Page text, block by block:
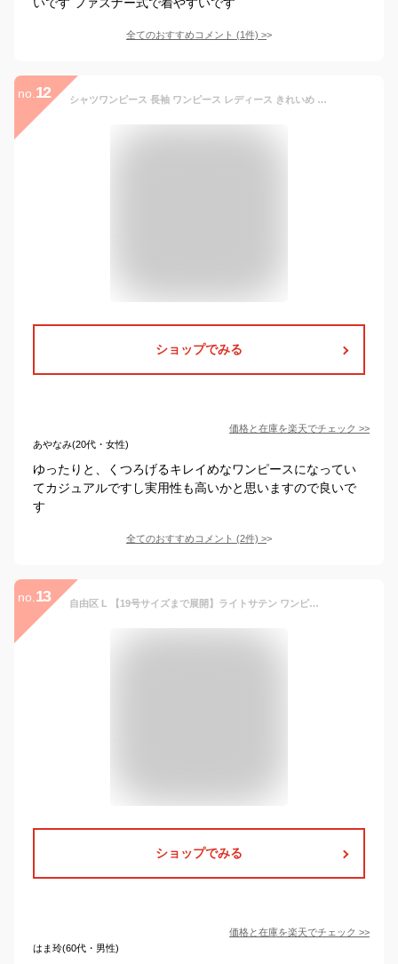
全てのおすすめコメント (1件) >
no. 12 シャツワンピース 長袖 ワンピース レディース きれいめ ロングワンピース 切り替え プリーツ ワンピース ロング マキシ丈 膝下 長袖ワンピース おしゃれ ワンピ ドッキング 通勤 カジュアル ゆったり フォーマル
ショップでみる
価格と在庫を楽天でチェック >>
あやなみ(20代・女性)
ゆったりと、くつろげるキレイめなワンピースになってい
てカジュアルですし実用性も高いかと思いますので良いで
す
全てのおすすめコメント (2件) >
no. 13 自由区 L 【19号サイズまで展開】ライトサテン ワンピース ジユウク ワンピース・ドレス ワンピース ホワイト ベージュ ブラウン ブラック ネイビー【送料無料】
ショップでみる
価格と在庫を楽天でチェック >>
はま玲(60代・男性)